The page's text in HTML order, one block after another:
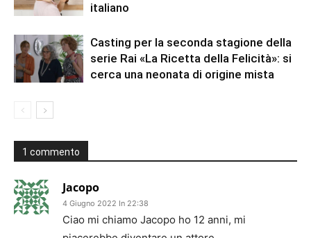
italiano
Casting per la seconda stagione della
serie Rai «La Ricetta della Felicità»: si
cerca una neonata di origine mista
1 commento
Jacopo
4 Giugno 2022 In 22:38
Ciao mi chiamo Jacopo ho 12 anni, mi